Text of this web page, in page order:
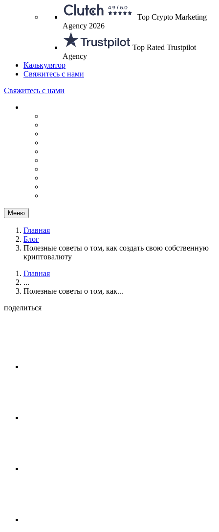
Top Crypto Marketing
Agency 2026
Top Rated Trustpilot
Agency
Калькулятор
Свяжитесь с нами
Свяжитесь с нами
Меню
Главная
Блог
Полезные советы о том, как создать свою собственную
криптовалюту
Главная
...
Полезные советы о том, как...
поделиться